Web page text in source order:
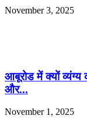
November 3, 2025
आबूरोड में क्यों व्यंग्य
और...
November 1, 2025